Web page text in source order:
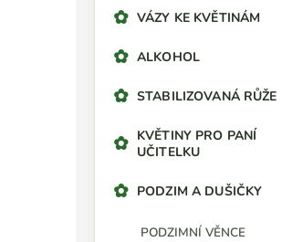
VÁZY KE KVĚTINÁM
ALKOHOL
STABILIZOVANÁ RŮŽE
KVĚTINY PRO PANÍ
UČITELKU
PODZIM A DUŠIČKY
PODZIMNÍ VĚNCE